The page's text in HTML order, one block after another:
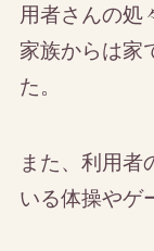
用者さんの処
家族からは家
た。
また、利用者
いる体操やゲ